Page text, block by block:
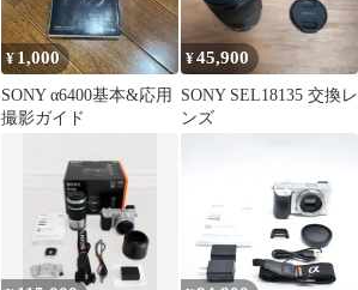
5R RX10等【PSE/適法
品】
¥1,000
SONY α6400基本&応用
撮影ガイド
¥45,900
SONY SEL18135 交換レ
ンズ